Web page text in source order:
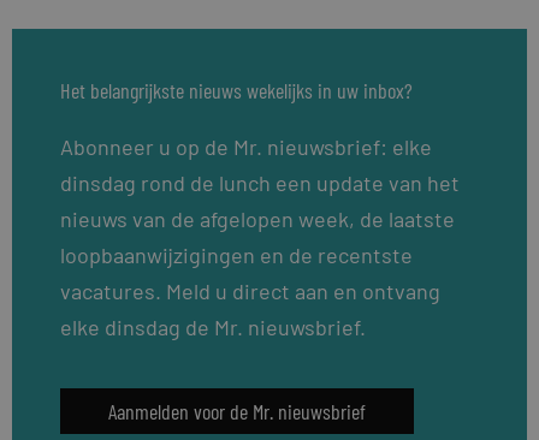
Het belangrijkste nieuws wekelijks in uw inbox?
Abonneer u op de Mr. nieuwsbrief: elke
dinsdag rond de lunch een update van het
nieuws van de afgelopen week, de laatste
loopbaanwijzigingen en de recentste
vacatures. Meld u direct aan en ontvang
elke dinsdag de Mr. nieuwsbrief.
Aanmelden voor de Mr. nieuwsbrief